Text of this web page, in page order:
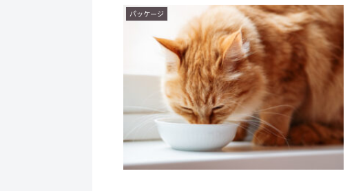
パッケージ